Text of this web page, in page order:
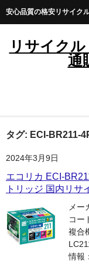
安心品質の格安リサイク
リサイク
通
HOME
雑貨・日用品
トナーカートリッジ
キヤノン
ブラザー
タグ: ECI-BR211-
2024年3月9日
エコリカ ECI-
トリッジ 国内リサ
メー
コー
複合
情報